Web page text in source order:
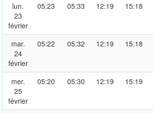
lun.
23
février
05:23 05:33 12:19 15:18
mar.
24
février
05:22 05:32 12:19 15:18
mer.
25
février
05:20 05:30 12:19 15:19